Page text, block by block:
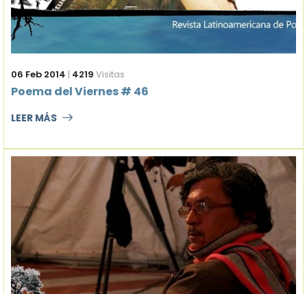
06 Feb 2014 | 4219 Visitas
Poema del Viernes # 46
LEER MÁS